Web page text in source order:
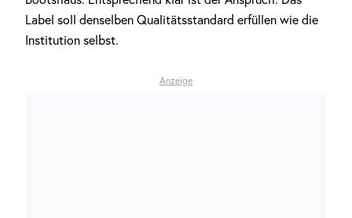
Label soll denselben Qualitätsstandard erfüllen wie die
Institution selbst.
Anzeige